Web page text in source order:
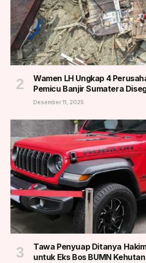
Wamen LH Ungkap 4
Pemicu Banjir Sumatera
Desember 11, 2025
Tawa Penyuap Ditanya
untuk Eks Bos BUMN